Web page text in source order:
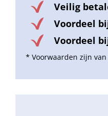
Veilig
Voordeel
Voordeel
* Voorwaarden zijn